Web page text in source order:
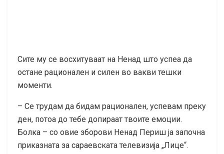
Сите му се восхитуваат на Ненад што успеа да
остане рационален и силен во вакви тешки
моменти.
– Се трудам да бидам рационален, успевам преку
ден, потоа до тебе допираат твоите емоции.
Болка – со овие зборови Ненад Периш ја започна
приказната за сараевската телевизија „Лице“.